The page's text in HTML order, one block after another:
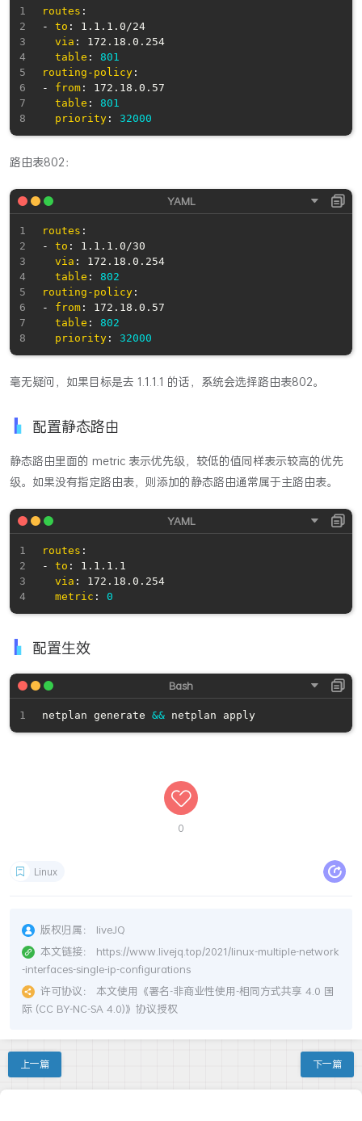
routes :
-
to :
1.1.1.0/24
via :
172.18.0.254
table :
801
routing-policy :
-
from :
172.18.0.57
table :
801
priority : 32000
路由表802：
routes :
-
to :
1.1.1.0/30
via :
172.18.0.254
table :
802
routing-policy :
-
from :
172.18.0.57
table :
802
priority : 32000
毫无疑问，如果目标是去 1.1.1.1 的话，系统会选择路由表802。
配置静态路由
静态路由里面的 metric 表示优先级，较低的值同样表示较高的优先
级。如果没有指定路由表，则添加的静态路由通常属于主路由表。
routes :
-
to :
1.1.1.1
via :
172.18.0.254
metric : 0
配置生效
netplan generate &&
0
Linux
版权归属：
liveJQ
本文链接：
https://www.livejq.top/2021/linux-multiple-network
-interfaces-single-ip-configurations
许可协议：
本文使用《署名-非商业性使用-相同方式共享 4.0 国
际 (CC BY-NC-SA 4.0)》协议授权
上一篇 下一篇